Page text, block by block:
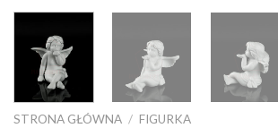
STRONA GŁÓWNA / FIGURKA